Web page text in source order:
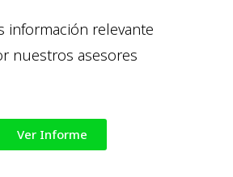
información relevante
nuestros asesores
Ver Informe